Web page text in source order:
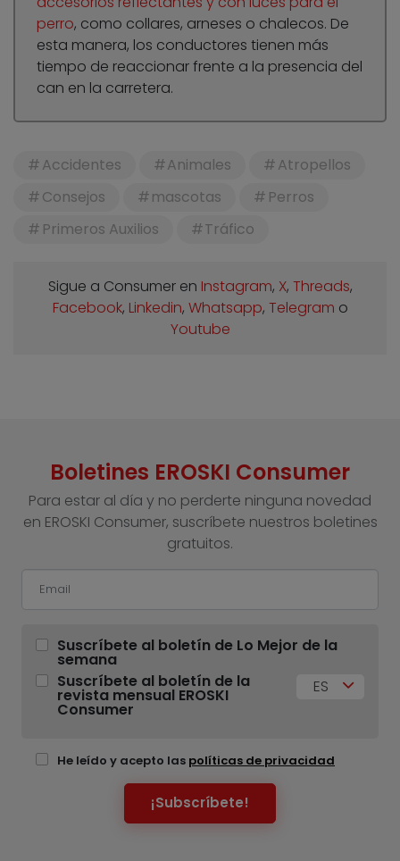
perro, como collares, arneses o chalecos. De
esta manera, los conductores tienen más
tiempo de reaccionar frente a la presencia del
can en la carretera.
Accidentes Animales
Atropellos
Consejos
mascotas
Perros
Primeros Auxilios
Tráfico
Sigue a Consumer en Instagram, X, Threads,
Facebook, Linkedin, Whatsapp, Telegram o
Youtube
Boletines EROSKI Consumer
Para estar al día y no perderte ninguna novedad
en EROSKI Consumer, suscríbete nuestros boletines
gratuitos.
Suscríbete al boletín de Lo Mejor de la
semana
Suscríbete al boletín de la
revista mensual EROSKI
Consumer
ES
He leído y acepto las políticas de privacidad
¡Subscríbete!